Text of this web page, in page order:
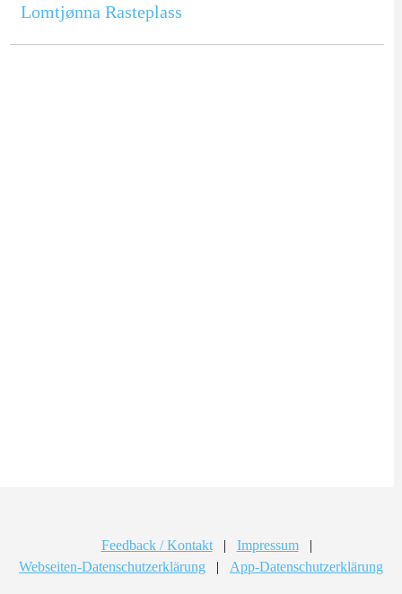
Lomtjønna Rasteplass
Feedback / Kontakt | Impressum
|
Webseiten-Datenschutzerklärung
| App-Datenschutzerklärung